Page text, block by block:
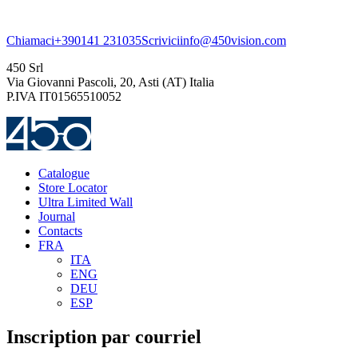
Chiamaci+390141 231035Scriviciinfo@450vision.com
450 Srl
Via Giovanni Pascoli, 20, Asti (AT) Italia
P.IVA IT01565510052
Catalogue
Store Locator
Ultra Limited Wall
Journal
Contacts
FRA
ITA
ENG
DEU
ESP
Inscription par courriel